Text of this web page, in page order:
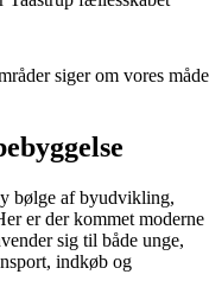
siger om vores måde
bølge af byudvikling,
er der kommet moderne
sig til både unge,
indkøb og